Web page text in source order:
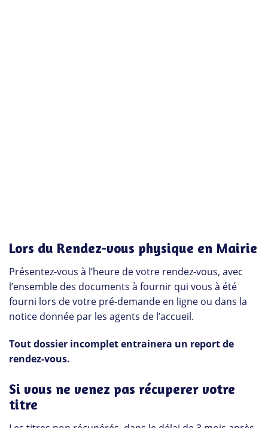
Lors du Rendez-vous physique en Mairie
Présentez-vous à l’heure de votre rendez-vous, avec
l’ensemble des documents à fournir qui vous à été
fourni lors de votre pré-demande en ligne ou dans la
notice donnée par les agents de l’accueil.
Tout dossier incomplet entrainera un report de
rendez-vous.
Si vous ne venez pas récuperer votre
titre